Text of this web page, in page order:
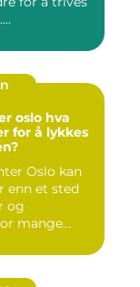
hva
for å lykkes
Oslo kan
enn et sted
og
mange